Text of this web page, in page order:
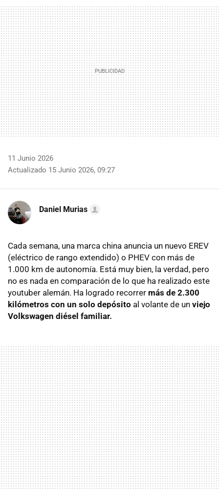
MAIL
11 Junio 2026
Actualizado 15 Junio 2026, 09:27
Daniel Murias
Cada semana, una marca china anuncia un nuevo EREV
(eléctrico de rango extendido) o PHEV con más de
1.000 km de autonomía. Está muy bien, la verdad, pero
no es nada en comparación de lo que ha realizado este
youtuber alemán. Ha logrado recorrer más de 2.300
kilómetros con un solo depósito al volante de un viejo
Volkswagen diésel familiar.